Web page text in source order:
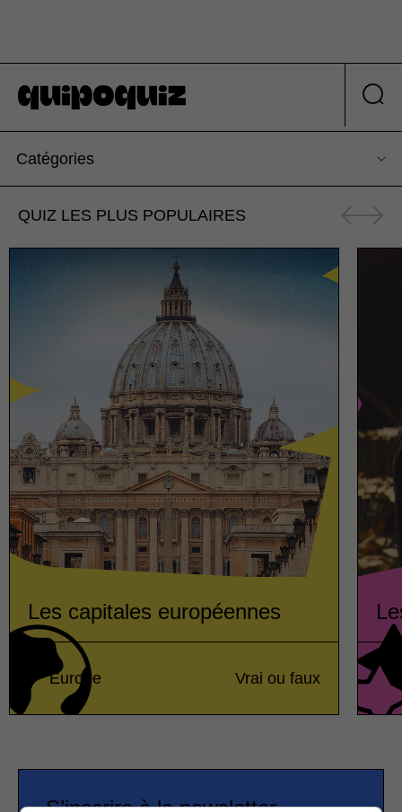
Catégories
QUIZ LES PLUS POPULAIRES
Les capitales européennes
Europe Vrai ou faux